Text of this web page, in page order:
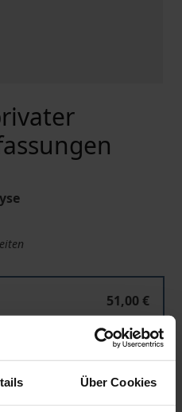
Über Cookies
51,00 €